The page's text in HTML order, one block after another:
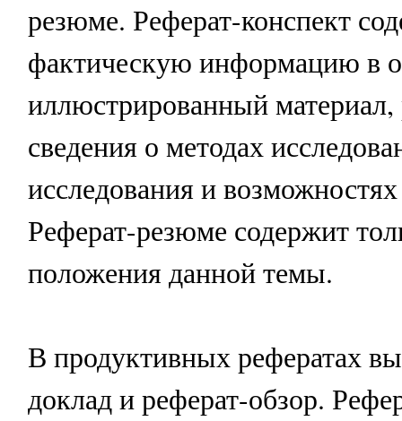
резюме. Реферат-конспект
фактическую информацию в
иллюстрированный
сведения о методах
исследования и
Реферат-резюме содержит
положения данной темы.
В продуктивных рефератах
доклад и реферат-обзор.